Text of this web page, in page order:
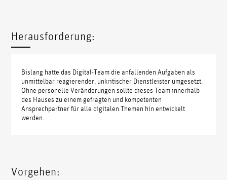
Herausforderung:
Bislang hatte das Digital-Team die anfallenden Aufgaben als
unmittelbar reagierender, unkritischer Dienstleister umgesetzt.
Ohne personelle Veränderungen sollte dieses Team innerhalb
des Hauses zu einem gefragten und kompetenten
Ansprechpartner für alle digitalen Themen hin entwickelt
werden.
Vorgehen: